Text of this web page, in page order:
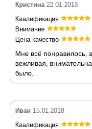
Кристина 22.01.2018
Квалификация
Внимание
Цена-качество
Мне всё понравилось,
вежливая,
было.
Иван 15.01.2018
Квалификация